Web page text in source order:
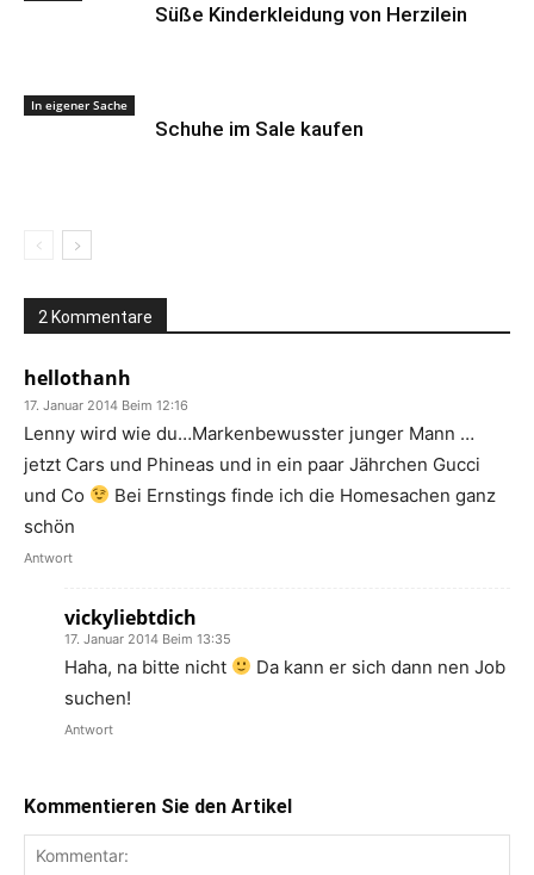
Süße Kinderkleidung von Herzilein
In eigener Sache
Schuhe im Sale kaufen
2 Kommentare
hellothanh
17. Januar 2014 Beim 12:16
Lenny wird wie du…Markenbewusster junger Mann …
jetzt Cars und Phineas und in ein paar Jährchen Gucci
und Co
Bei Ernstings finde ich die Homesachen ganz
schön
Antwort
vickyliebtdich
17. Januar 2014 Beim 13:35
Haha, na bitte nicht
Da kann er sich dann nen Job
suchen!
Antwort
Kommentieren Sie den Artikel